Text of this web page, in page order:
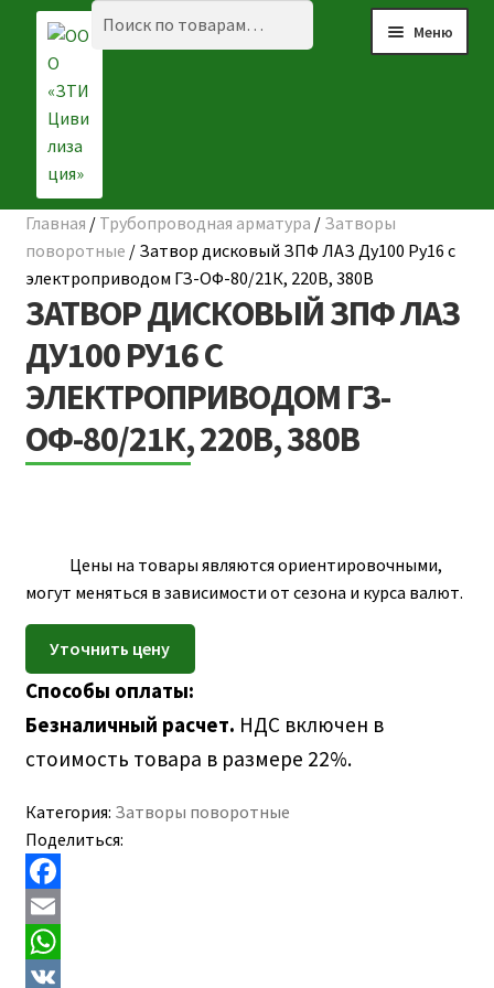
Перейти
навигации
Перейти
содержимому
Искать:
Поиск
Меню
☰ КАТАЛОГ
ГЛАВНАЯ
О КОМПАНИИ
НАШИ ОБЪЕКТЫ
ДОСТАВКА И ОПЛАТА
Главная / Трубопроводная арматура / Затворы
поворотные / Затвор дисковый ЗПФ ЛАЗ Ду100 Ру16 с
электроприводом ГЗ-ОФ-80/21К, 220В, 380В
ЗАТВОР ДИСКОВЫЙ ЗПФ ЛАЗ
ДУ100 РУ16 С
ЭЛЕКТРОПРИВОДОМ ГЗ-
ОФ-80/21К, 220В, 380В
Цены на товары являются ориентировочными,
могут меняться в зависимости от сезона и курса валют.
Способы оплаты:
Безналичный расчет. НДС включен в
стоимость товара в размере 22%.
Категория: Затворы поворотные
Поделиться:
F
a
c
E
m
W